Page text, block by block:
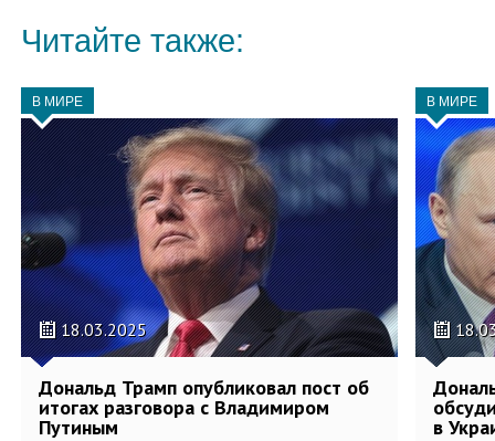
Читайте также:
В МИРЕ
18.03.2025
Дональд Трамп опубликовал пост об
итогах разговора с Владимиром
Путиным
В МИРЕ
в